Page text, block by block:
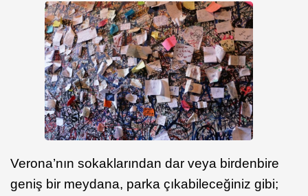
Verona’nın sokaklarından dar veya birdenbire
geniş bir meydana, parka çıkabileceğiniz gibi;